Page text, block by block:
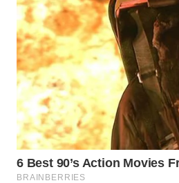
WN
DEPOK
WN
TAPANULI
UTARA
WN
SAMOSIR
WN